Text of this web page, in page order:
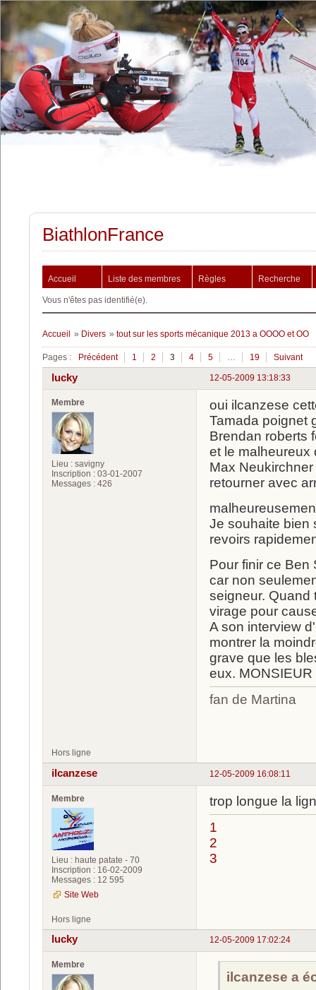
BiathlonFrance
Accueil Liste des membres Règles Recherche
Vous n'êtes pas identifié(e).
Accueil » Divers » tout sur les sports mécanique 2013 a OOOO et OO
Pages : Précédent 1 2 3 4 5 … 19 Suivant
12-05-2009 13:18:33
lucky
Membre
Lieu : savigny
Inscription : 03-01-2007
Messages : 426
oui ilcanzese
Tamada poignet
Brendan roberts
et le malheureux
Max
retourner avec
Je souhaite bien
revoirs
Pour finir ce Ben
car non
seigneur. Quand
virage pour
A son interview
montrer la
grave que les
eux. MONSIEUR
fan de Martina
Hors ligne
12-05-2009 16:08:11
ilcanzese
Membre
Lieu : haute patate - 70
Inscription : 16-02-2009
Messages : 12 595
Site Web
trop longue la
1
2
3
Hors ligne
12-05-2009 17:02:24
lucky
Membre
ilcanzese a